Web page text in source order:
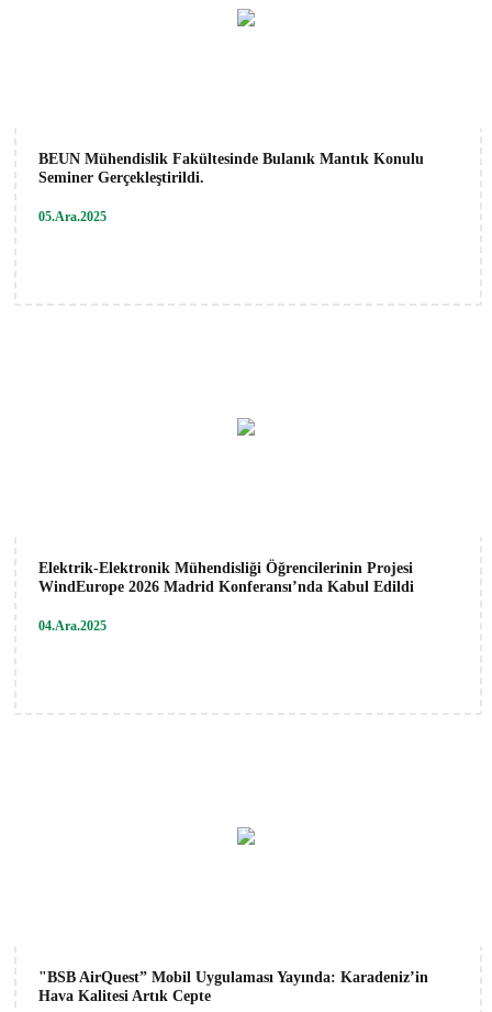
BEUN Mühendislik Fakültesinde Bulanık Mantık Konulu
Seminer Gerçekleştirildi.
05.Ara.2025
Elektrik-Elektronik Mühendisliği Öğrencilerinin Projesi
WindEurope 2026 Madrid Konferansı’nda Kabul Edildi
04.Ara.2025
"BSB AirQuest” Mobil Uygulaması Yayında: Karadeniz’in
Hava Kalitesi Artık Cepte